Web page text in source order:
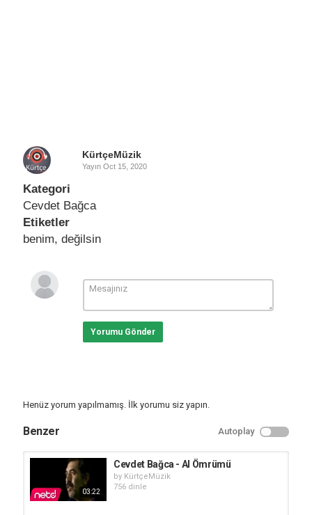
KürtçeMüzik
Yayın Oct 15, 2020
Kategori
Cevdet Bağca
Etiketler
benim, değilsin
Yorumu Gönder
Henüz yorum yapılmamış. İlk yorumu siz yapın.
Benzer Autoplay
03:22
Cevdet Bağca - Al Ömrümü
by KürtçeMüzik
756 dinle